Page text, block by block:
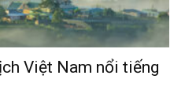
Việt Nam nổi tiếng